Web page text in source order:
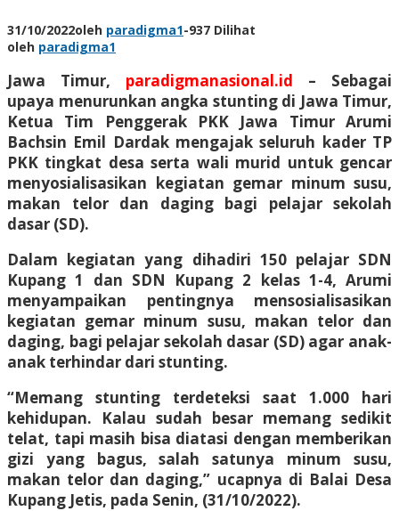
31/10/2022oleh paradigma1-937 Dilihat
oleh paradigma1
Jawa Timur, paradigmanasional.id – Sebagai
upaya menurunkan angka stunting di Jawa Timur,
Ketua Tim Penggerak PKK Jawa Timur Arumi
Bachsin Emil Dardak mengajak seluruh kader TP
PKK tingkat desa serta wali murid untuk gencar
menyosialisasikan kegiatan gemar minum susu,
makan telor dan daging bagi pelajar sekolah
dasar (SD).
Dalam kegiatan yang dihadiri 150 pelajar SDN
Kupang 1 dan SDN Kupang 2 kelas 1-4, Arumi
menyampaikan pentingnya mensosialisasikan
kegiatan gemar minum susu, makan telor dan
daging, bagi pelajar sekolah dasar (SD) agar anak-
anak terhindar dari stunting.
“Memang stunting terdeteksi saat 1.000 hari
kehidupan. Kalau sudah besar memang sedikit
telat, tapi masih bisa diatasi dengan memberikan
gizi yang bagus, salah satunya minum susu,
makan telor dan daging,” ucapnya di Balai Desa
Kupang Jetis, pada Senin, (31/10/2022).